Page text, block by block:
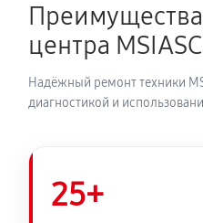
центра MSIASC
Надёжный ремонт техники
диагностикой и
25+